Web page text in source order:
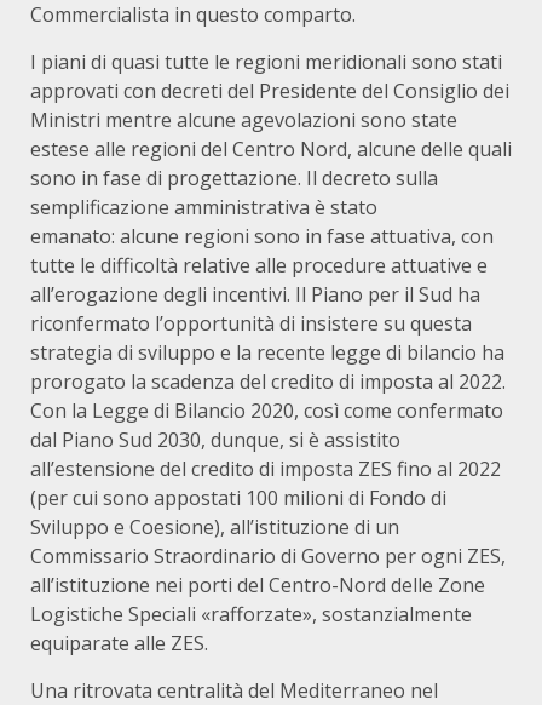
Commercialista in questo comparto.
I piani di quasi tutte le regioni meridionali sono stati
approvati con decreti del Presidente del Consiglio dei
Ministri mentre alcune agevolazioni sono state
estese alle regioni del Centro Nord, alcune delle quali
sono in fase di progettazione. Il decreto sulla
semplificazione amministrativa è stato
emanato: alcune regioni sono in fase attuativa, con
tutte le difficoltà relative alle procedure attuative e
all’erogazione degli incentivi. Il Piano per il Sud ha
riconfermato l’opportunità di insistere su questa
strategia di sviluppo e la recente legge di bilancio ha
prorogato la scadenza del credito di imposta al 2022.
Con la Legge di Bilancio 2020, così come confermato
dal Piano Sud 2030, dunque, si è assistito
all’estensione del credito di imposta ZES fino al 2022
(per cui sono appostati 100 milioni di Fondo di
Sviluppo e Coesione), all’istituzione di un
Commissario Straordinario di Governo per ogni ZES,
all’istituzione nei porti del Centro-Nord delle Zone
Logistiche Speciali «rafforzate», sostanzialmente
equiparate alle ZES.
Una ritrovata centralità del Mediterraneo nel